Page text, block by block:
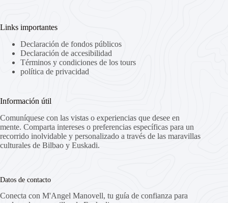
Links importantes
Declaración de fondos públicos
Declaración de accesibilidad
Términos y condiciones de los tours
política de privacidad
Información útil
Comuníquese con las vistas o experiencias que desee en
mente. Comparta intereses o preferencias específicas para un
recorrido inolvidable y personalizado a través de las maravillas
culturales de Bilbao y Euskadi.
Datos de contacto
Conecta con M'Angel Manovell, tu guía de confianza para